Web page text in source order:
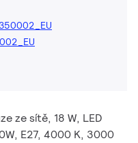
ze sítě, 18 W, LED
E27, 4000 K, 3000